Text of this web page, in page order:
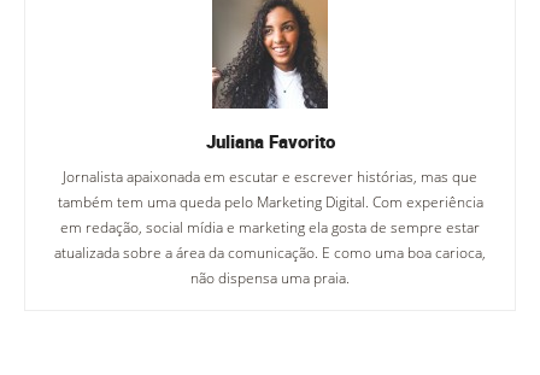
Juliana Favorito
Jornalista apaixonada em escutar e escrever histórias, mas que
também tem uma queda pelo Marketing Digital. Com experiência
em redação, social mídia e marketing ela gosta de sempre estar
atualizada sobre a área da comunicação. E como uma boa carioca,
não dispensa uma praia.